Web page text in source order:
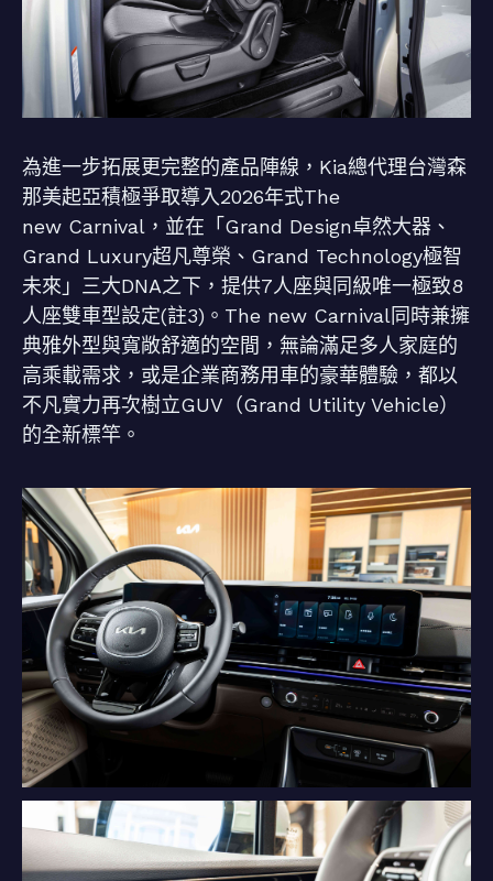
為進一步拓展更完整的產品陣線，Kia總代理台灣森
那美起亞積極爭取導入2026年式The
new Carnival，並在「Grand Design卓然大器、
Grand Luxury超凡尊榮、Grand Technology極智
未來」三大DNA之下，提供7人座與同級唯一極致8
人座雙車型設定(註3)。The new Carnival同時兼擁
典雅外型與寬敞舒適的空間，無論滿足多人家庭的
高乘載需求，或是企業商務用車的豪華體驗，都以
不凡實力再次樹立GUV（Grand Utility Vehicle）
的全新標竿。